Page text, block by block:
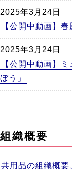
2025年3月24日
【公開中動画】
2025年3月24日
【公開中動画】
ぼう」
組織概要
共用品の組織概